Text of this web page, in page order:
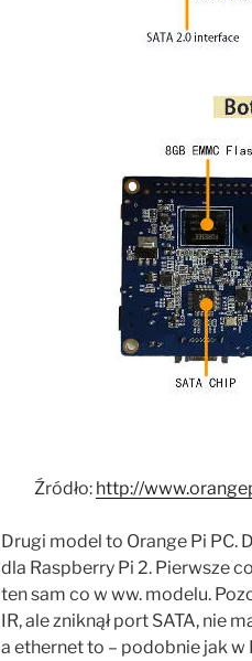
Źródło: http://
Drugi model to Orange Pi PC.
dla Raspberry Pi 2. Pierwsze
ten sam co w ww. modelu.
IR, ale zniknął port SATA, nie
a ethernet to – podobnie jak